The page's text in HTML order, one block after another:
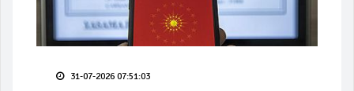
31-07-2026 07:51:03